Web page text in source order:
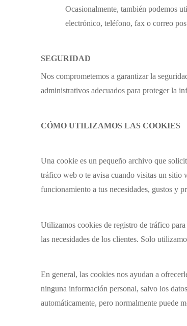
Ocasionalmente, también podemos
electrónico, teléfono, fax o correo
SEGURIDAD
Nos comprometemos a garantizar la
administrativos adecuados para proteger la
CÓMO UTILIZAMOS LAS COOKIES
Una cookie es un pequeño archivo que
tráfico web o te avisa cuando visitas un sitio
funcionamiento a tus necesidades, gustos y
Utilizamos cookies de registro de tráfico
las necesidades de los clientes. Solo
En general, las cookies nos ayudan a
ninguna información personal, salvo los
automáticamente, pero normalmente puede